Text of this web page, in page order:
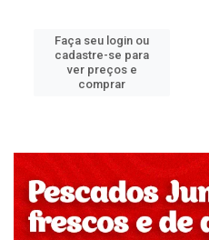
Faça seu login ou
cadastre-se para
ver preços e
comprar